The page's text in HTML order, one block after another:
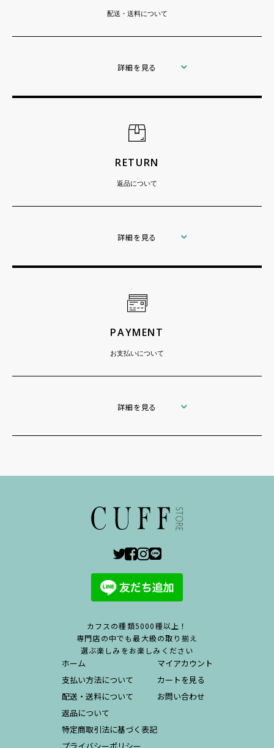
配送・送料について
詳細を見る
RETURN
返品について
詳細を見る
PAYMENT
お支払いについて
詳細を見る
カフスの種類5000種以上！
専門店の中でも最大級の取り揃え
選ぶ楽しみをお楽しみください
ホーム
支払い方法について
配送・送料について
返品について
特定商取引法に基づく表記
マイアカウント
カートを見る
お問い合わせ